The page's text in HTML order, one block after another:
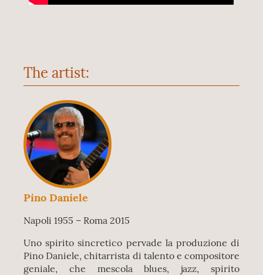
The artist:
Pino Daniele
Napoli 1955 – Roma 2015
Uno spirito sincretico pervade la produzione di
Pino Daniele, chitarrista di talento e compositore
geniale, che mescola blues, jazz, spirito